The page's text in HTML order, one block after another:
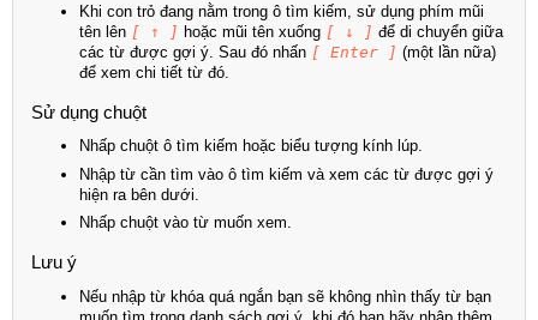
Khi con trỏ đang nằm trong ô tìm kiếm, sử dụng phím mũi
tên lên [ ↑ ] hoặc mũi tên xuống [ ↓ ] để di chuyển giữa
các từ được gợi ý. Sau đó nhấn [ Enter ] (một lần nữa)
để xem chi tiết từ đó.
Sử dụng chuột
Nhấp chuột ô tìm kiếm hoặc biểu tượng kính lúp.
Nhập từ cần tìm vào ô tìm kiếm và xem các từ được gợi ý
hiện ra bên dưới.
Nhấp chuột vào từ muốn xem.
Lưu ý
Nếu nhập từ khóa quá ngắn bạn sẽ không nhìn thấy từ bạn